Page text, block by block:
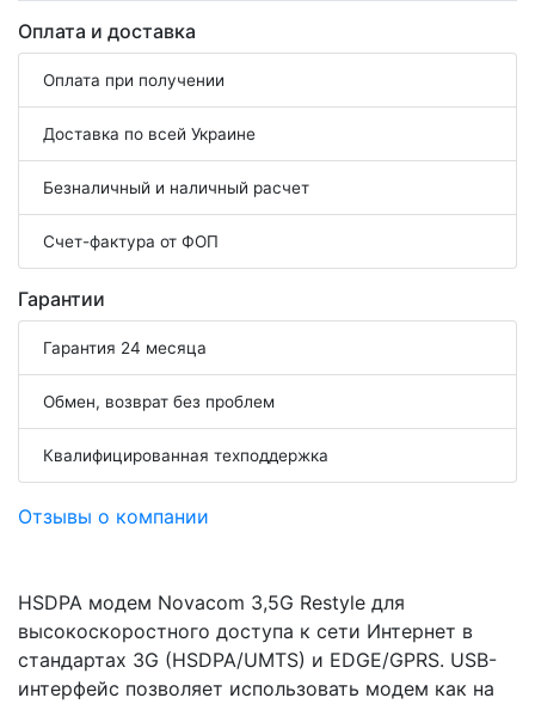
Оплата и доставка
Оплата при получении
Доставка по всей Украине
Безналичный и наличный расчет
Счет-фактура от ФОП
Гарантии
Гарантия 24 месяца
Обмен, возврат без проблем
Квалифицированная техподдержка
Отзывы о компании
HSDPA модем Novacom 3,5G Restyle для
высокоскоростного доступа к сети Интернет в
стандартах 3G (HSDPA/UMTS) и EDGE/GPRS. USB-
интерфейс позволяет использовать модем как на